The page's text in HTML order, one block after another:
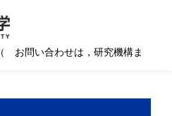
（ お問い合わせは，研究機構ま